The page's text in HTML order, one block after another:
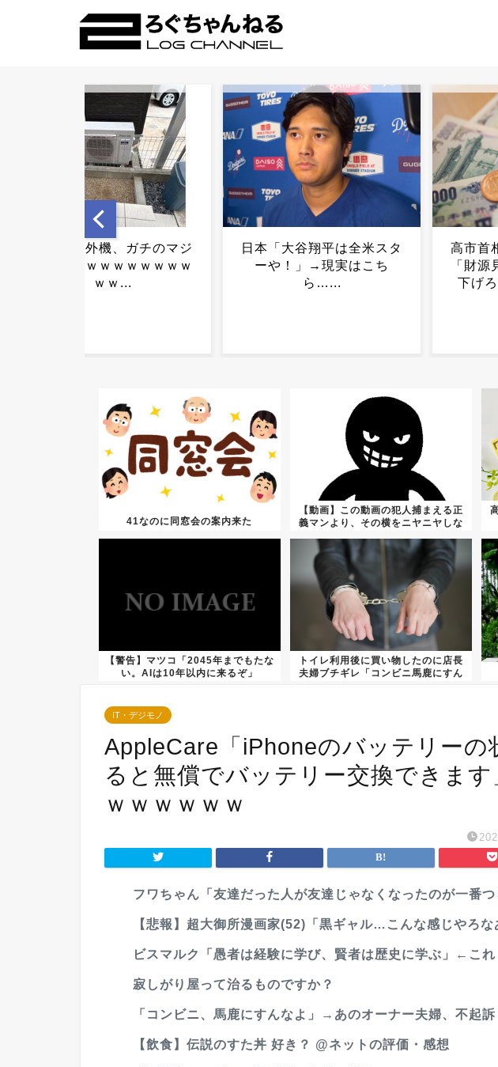
高市首相、党内から袋叩き
「財源見つからない」「頭
下げろ」と批判噴出ｗｗ
スーパ
之助
か」
日本「大谷翔平は全米スタ
ーや！」→現実はこち
ら…...
41なのに同窓会の案内来た
【動画】この動画の犯人捕まえる正
義マンより、その横をニヤニヤしな
【警告】マツコ「2045年までもたな
い。AIは10年以内に来るぞ」
トイレ利用後に買い物したのに店長
夫婦ブチギレ「コンビニ馬鹿にすん
IT・デジモノ
AppleCare「iPhoneのバッテリーの
ると無償でバッテリー交換できま
ｗｗｗｗｗｗ
フワちゃん「友達だった人が友達じゃなくなったのが一番
【悲報】超大御所漫画家(52)「黒ギャル…こんな感じやろな
ビスマルク「愚者は経験に学び、賢者は歴史に学ぶ」←これ
寂しがり屋って治るものですか？
「コンビニ、馬鹿にすんなよ」→あのオーナー夫婦、不起
【飲食】伝説のすた丼 好き？ @ネットの評価・感想